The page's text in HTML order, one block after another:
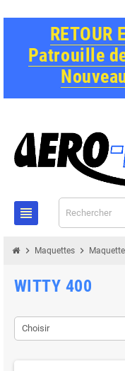
RETOUR
Patrouille
view_headline
chevron_right Maquettes chevron_right
WITTY 400
Choisir